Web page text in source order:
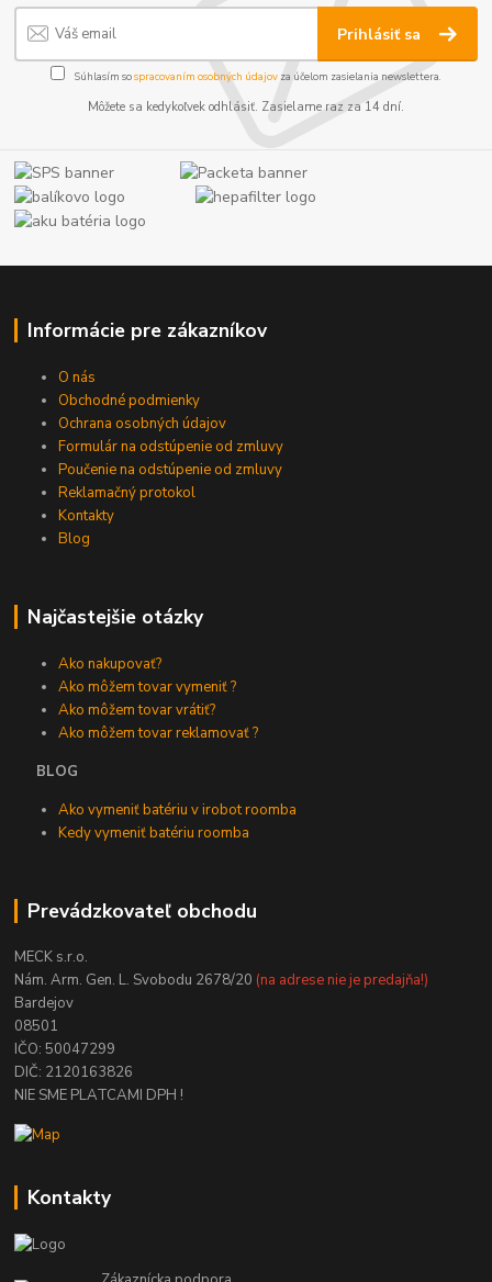
Prihlásiť sa
Súhlasím sospracovaním osobných údajov za účelom zasielania newslettera.
Môžete sa kedykoľvek odhlásiť. Zasielame raz za 14 dní.
Informácie pre zákazníkov
O nás
Obchodné podmienky
Ochrana osobných údajov
Formulár na odstúpenie od zmluvy
Poučenie na odstúpenie od zmluvy
Reklamačný protokol
Kontakty
Blog
Najčastejšie otázky
Ako nakupovať?
Ako môžem tovar vymeniť ?
Ako môžem tovar vrátiť?
Ako môžem tovar reklamovať ?
BLOG
Ako vymeniť batériu v irobot roomba
Kedy vymeniť batériu roomba
Prevádzkovateľ obchodu
MECK s.r.o.
Nám. Arm. Gen. L. Svobodu 2678/20 (na adrese nie je predajňa!)
Bardejov
08501
IČO: 50047299
DIČ: 2120163826
NIE SME PLATCAMI DPH !
Kontakty